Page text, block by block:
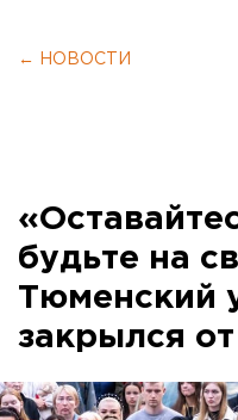
← НОВОСТИ
будьте на
Тюменский
закрылся